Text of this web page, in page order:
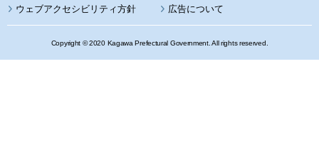
ウェブアクセシビリティ方針 広告について
Copyright © 2020 Kagawa Prefectural Government. All rights reserved.